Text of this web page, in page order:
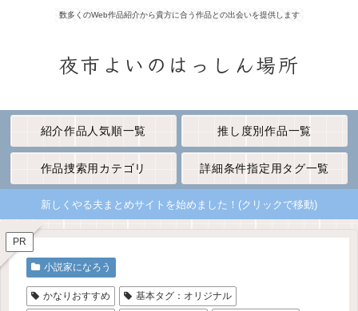
数多くのWeb作品紹介から貴方に合う作品との出会いを提供します
夜市よいのはっしん場所
紹介作品人気順一覧 推し度別作品一覧
作品捜索用カテゴリ 詳細条件指定用タグ一覧
新しくやる夫まとめサイトを始めました！(クリックで移動)
PR
小説家になろう
かなりおすすめ
基本タグ：オリジナル